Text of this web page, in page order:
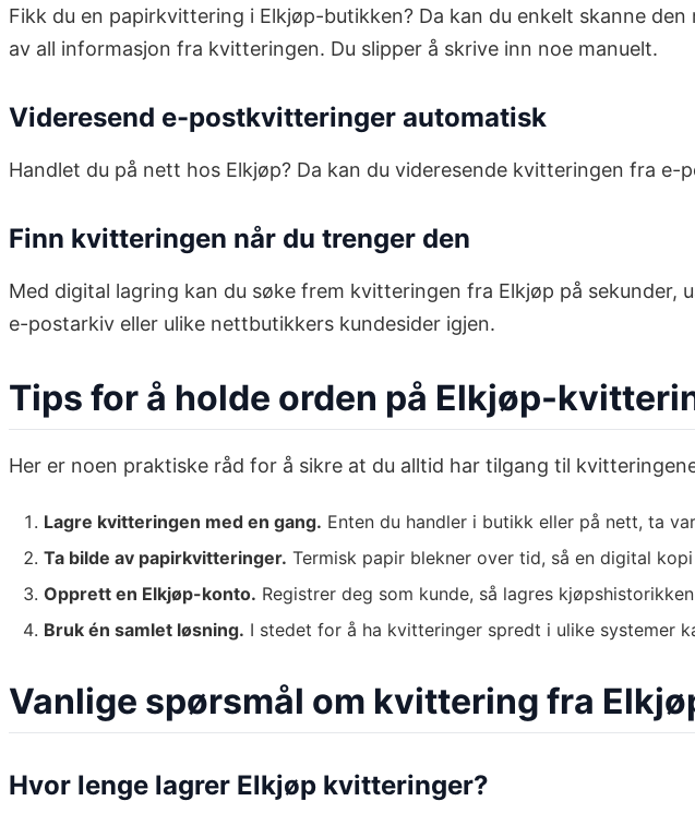
Fikk du en papirkvittering i Elkjøp-butikken? Da kan du enkelt skanne
av all informasjon fra kvitteringen. Du slipper å skrive inn noe manuelt.
Videresend e-postkvitteringer automatisk
Handlet du på nett hos Elkjøp? Da kan du videresende kvitteringen fra
Finn kvitteringen når du trenger den
Med digital lagring kan du søke frem kvitteringen fra Elkjøp på
e-postarkiv eller ulike nettbutikkers kundesider igjen.
Tips for å holde orden på Elkjøp-
Her er noen praktiske råd for å sikre at du alltid har tilgang til
Lagre kvitteringen med en gang. Enten du handler i butikk eller på nett, ta
Ta bilde av papirkvitteringer. Termisk papir blekner over tid, så en digital
Opprett en Elkjøp-konto. Registrer deg som kunde, så lagres
Bruk én samlet løsning. I stedet for å ha kvitteringer spredt i ulike systemer
Vanlige spørsmål om kvittering fra
Hvor lenge lagrer Elkjøp kvitteringer?